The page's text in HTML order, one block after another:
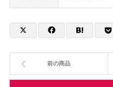
前の商品
物流・運送